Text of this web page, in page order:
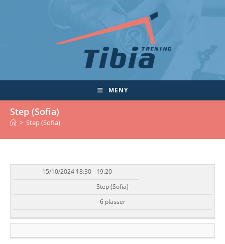
MENY
Step (Sofia)
> Step (Sofia)
DATO/TID EVENT TILGJENGELIGHET
15/10/2024 18:30 - 19:20
Step (Sofia)
6 plasser